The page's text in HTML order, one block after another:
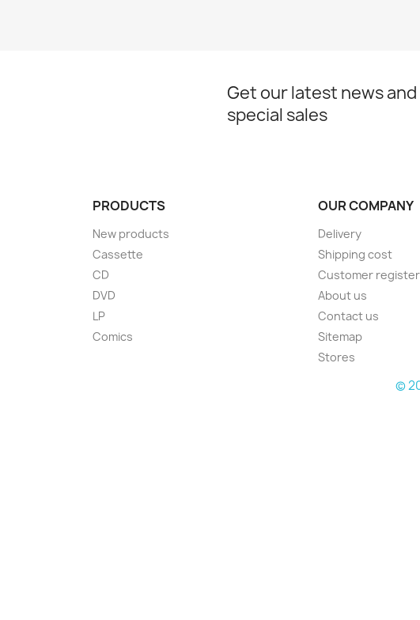
Get our latest news and
special sales
PRODUCTS
New products
Cassette
CD
DVD
LP
Comics
OUR COMPANY
Delivery
Shipping cost
Customer register
About us
Contact us
Sitemap
Stores
©